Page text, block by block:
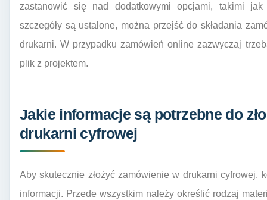
zastanowić się nad dodatkowymi opcjami, takimi
szczegóły są ustalone, można przejść do składania
drukarni. W przypadku zamówień online zazwyczaj
plik z projektem.
Jakie informacje są potrzebne do
drukarni cyfrowej
Aby skutecznie złożyć zamówienie w drukarni cyfrowej,
informacji. Przede wszystkim należy określić rodzaj